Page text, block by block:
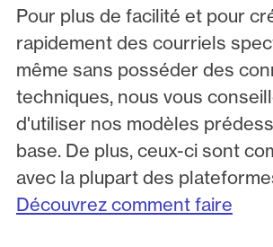
Pour plus de facilité et pour
rapidement des courriels
même sans posséder des
techniques, nous vous
d'utiliser nos modèles
base. De plus, ceux-ci sont
avec la plupart des
Découvrez comment faire